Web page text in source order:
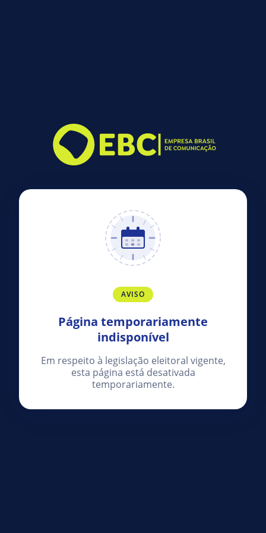
AVISO
Página temporariamente
indisponível
Em respeito à legislação eleitoral vigente,
esta página está desativada
temporariamente.